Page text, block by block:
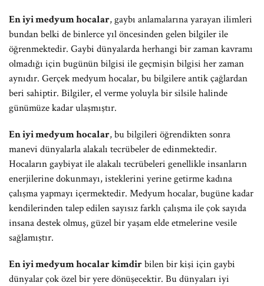
En iyi medyum hocalar, gaybı anlamalarına yarayan ilimleri
bundan belki de binlerce yıl öncesinden gelen bilgiler ile
öğrenmektedir. Gaybi dünyalarda herhangi bir zaman kavramı
olmadığı için bugünün bilgisi ile geçmişin bilgisi her zaman
aynıdır. Gerçek medyum hocalar, bu bilgilere antik çağlardan
beri sahiptir. Bilgiler, el verme yoluyla bir silsile halinde
günümüze kadar ulaşmıştır.
En iyi medyum hocalar, bu bilgileri öğrendikten sonra
manevi dünyalarla alakalı tecrübeler de edinmektedir.
Hocaların gaybiyat ile alakalı tecrübeleri genellikle insanların
enerjilerine dokunmayı, isteklerini yerine getirme kadına
çalışma yapmayı içermektedir. Medyum hocalar, bugüne kadar
kendilerinden talep edilen sayısız farklı çalışma ile çok sayıda
insana destek olmuş, güzel bir yaşam elde etmelerine vesile
sağlamıştır.
En iyi medyum hocalar kimdirbilen bir kişi için gaybi
dünyalar çok özel bir yere dönüşecektir. Bu dünyaları iyi